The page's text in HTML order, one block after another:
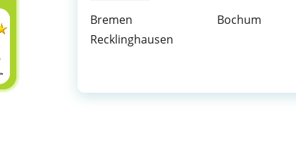
Bremen
Bochum
Recklinghausen